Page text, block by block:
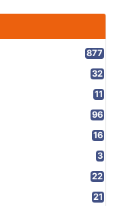
877
32
11
96
16
3
22
21